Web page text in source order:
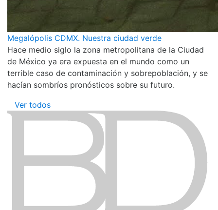
Megalópolis CDMX. Nuestra ciudad verde
Hace medio siglo la zona metropolitana de la Ciudad
de México ya era expuesta en el mundo como un
terrible caso de contaminación y sobrepoblación, y se
hacían sombríos pronósticos sobre su futuro.
Ver todos